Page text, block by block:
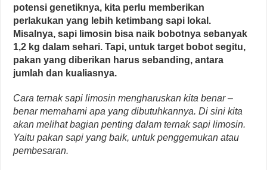
potensi genetiknya, kita perlu memberikan
perlakukan yang lebih ketimbang sapi lokal.
Misalnya, sapi limosin bisa naik bobotnya sebanyak
1,2 kg dalam sehari. Tapi, untuk target bobot segitu,
pakan yang diberikan harus sebanding, antara
jumlah dan kualiasnya.
Cara ternak sapi limosin mengharuskan kita benar –
benar memahami apa yang dibutuhkannya. Di sini kita
akan melihat bagian penting dalam ternak sapi limosin.
Yaitu pakan sapi yang baik, untuk penggemukan atau
pembesaran.